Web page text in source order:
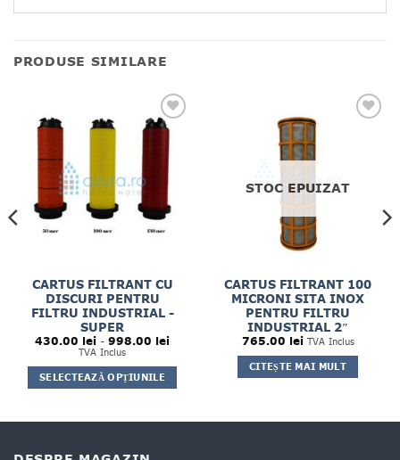
PRODUSE SIMILARE
CARTUS FILTRANT CU
DISCURI PENTRU
FILTRU INDUSTRIAL -
SUPER
430.00 lei - 998.00 leiInterval
la
TVA Inclus
SELECTEAZĂ OPȚIUNILE
STOC EPUIZAT
CARTUS FILTRANT 100
MICRONI SITA INOX
PENTRU FILTRU
INDUSTRIAL 2″
765.00 lei TVA Inclus
CITEȘTE MAI MULT